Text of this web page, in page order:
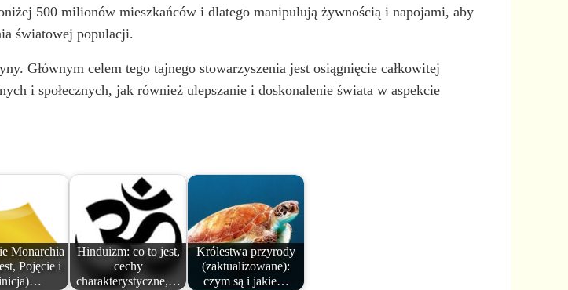
e
o
500 milionów mieszkańców i dlatego manipulują żywnością i napojami, aby
światowej populacji.
Głównym celem tego tajnego stowarzyszenia jest osiągnięcie całkowitej
i społecznych, jak również ulepszanie i doskonalenie świata w aspekcie
Monarchia
Pojęcie i
Hinduizm: co to jest,
cechy
charakterystyczne,…
Królestwa przyrody
(zaktualizowane):
czym są i jakie…